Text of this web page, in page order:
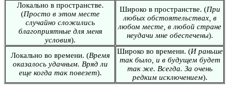
Локально в пространстве.
(Просто в этом месте
случайно сложились
благоприятные для меня
условия).
Широко в пространстве. (При
любых обстоятельствах, в
любом месте, в любой стране
неудачи мне обеспечены).
Локально во времени. (Время
оказалось удачным. Вряд ли
еще когда так повезет).
Широко во времени. (И раньше
так было, и в будущем будет
так же. Всегда. За очень
редким исключением).